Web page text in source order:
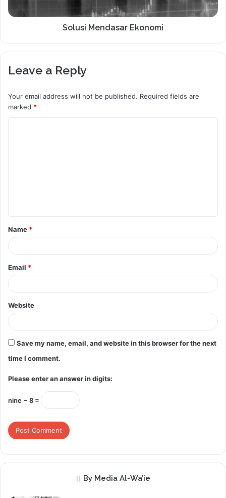
Solusi Mendasar Ekonomi
Leave a Reply
Your email address will not be published. Required fields are
marked *
t
*
Name *
Email *
Website
Save my name, email, and website in this browser for the next
time I comment.
Please enter an answer in digits:
nine − 8 =
By Media Al-Wa’ie